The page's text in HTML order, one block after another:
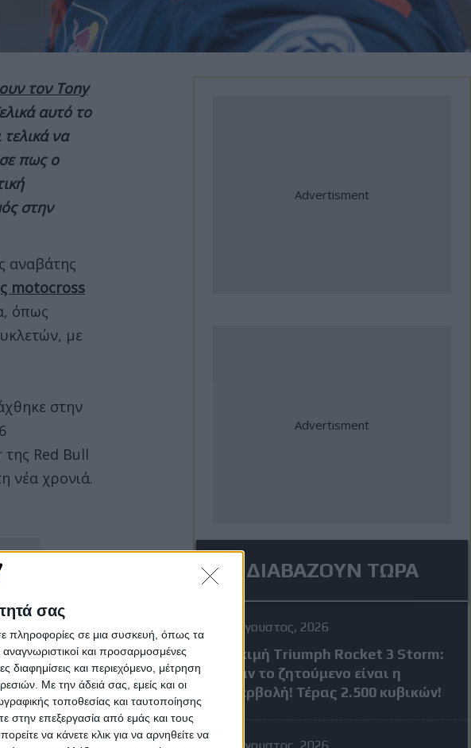
σας
πληροφορίες σε μια συσκευή, όπως τα
και προσαρμοσμένες
διαφημίσεις και περιεχόμενο, μέτρηση
Με την άδειά σας, εμείς και οι
τοποθεσίας και ταυτοποίησης
στην επεξεργασία από εμάς και τους
να κάνετε κλικ για να αρνηθείτε να
τον Tony
αυτό το
να
πως ο
στην
αναβάτης
motocross
όπως
με
στην
Red Bull
νέα χρονιά.
ΔΙΑΒΑΖΟΥΝ ΤΩΡΑ
4 Αύγουστος, 2026
Δοκιμή Triumph Rocket 3 Storm:
Όταν το ζητούμενο είναι η
υπερβολή! Τέρας 2.500 κυβικών!